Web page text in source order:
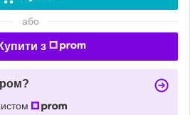
або
Купити з